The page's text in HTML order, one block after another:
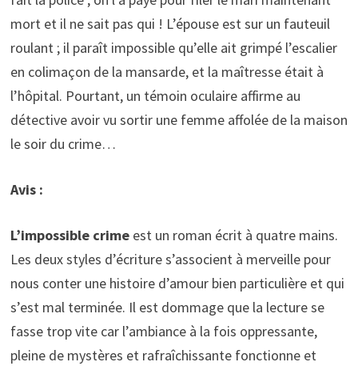
mort et il ne sait pas qui ! L’épouse est sur un fauteuil
roulant ; il paraît impossible qu’elle ait grimpé l’escalier
en colimaçon de la mansarde, et la maîtresse était à
l’hôpital. Pourtant, un témoin oculaire affirme au
détective avoir vu sortir une femme affolée de la maison
le soir du crime…
Avis :
L’impossible crimeest un roman écrit à quatre mains.
Les deux styles d’écriture s’associent à merveille pour
nous conter une histoire d’amour bien particulière et qui
s’est mal terminée. Il est dommage que la lecture se
fasse trop vite car l’ambiance à la fois oppressante,
pleine de mystères et rafraîchissante fonctionne et